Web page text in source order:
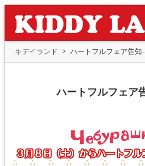
キデイランド > ハートフルフェア告知
ハートフルフェア